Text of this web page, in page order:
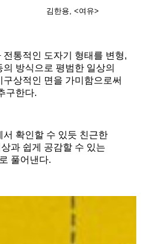
김한용, <여유>
통적인 도자기 형태를 변형,
방식으로 평범한 일상의
상적인 면을 가미함으로써
구한다.
서 확인할 수 있듯 친근한
과 쉽게 공감할 수 있는
풀어낸다.